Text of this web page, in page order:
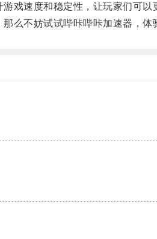
速度和稳定性，让玩家们可以
不妨试试哔咔哔咔加速器，体